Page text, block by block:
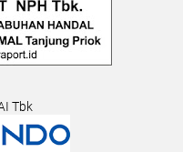
Tbk